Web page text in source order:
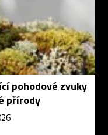
pohodové zvuky
přírody